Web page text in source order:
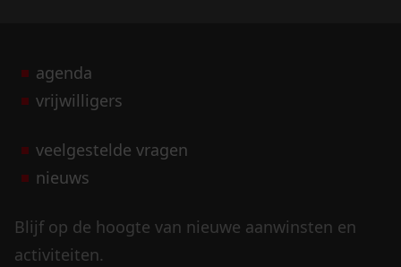
agenda
vrijwilligers
veelgestelde vragen
nieuws
Blijf op de hoogte van nieuwe aanwinsten en
activiteiten.